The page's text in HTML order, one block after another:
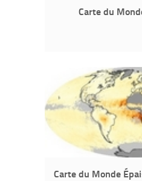
Carte du
Carte du Monde